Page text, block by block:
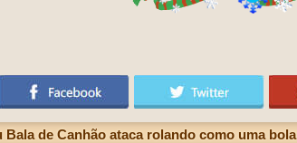
de Canhão ataca rolando como uma bola